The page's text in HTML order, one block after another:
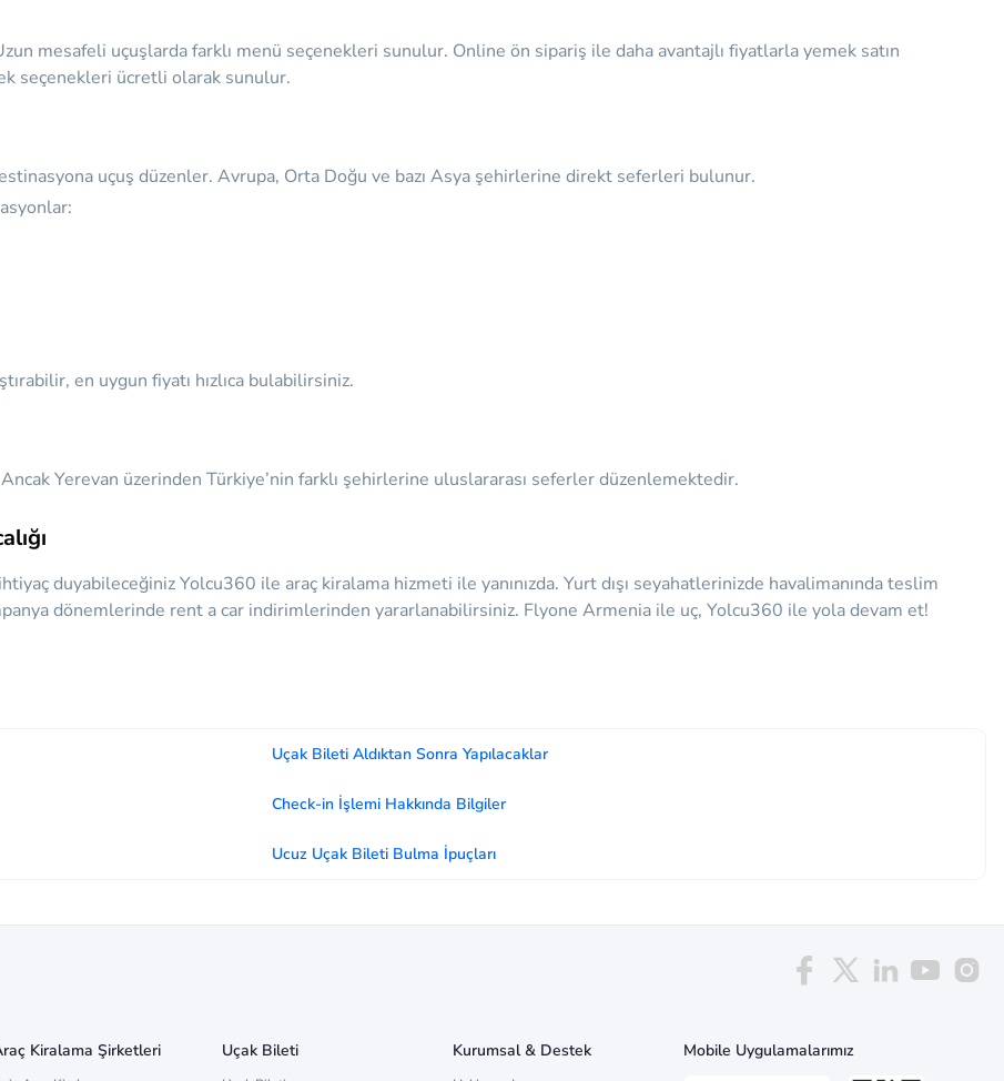
mesafeli uçuşlarda farklı menü seçenekleri sunulur. Online ön sipariş ile daha avantajlı fiyatlarla yemek satın
seçenekleri ücretli olarak sunulur.
uçuş düzenler. Avrupa, Orta Doğu ve bazı Asya şehirlerine direkt seferleri bulunur.
en uygun fiyatı hızlıca bulabilirsiniz.
Yerevan üzerinden Türkiye’nin farklı şehirlerine uluslararası seferler düzenlemektedir.
duyabileceğinizYolcu360 ile araç kiralama hizmeti ile yanınızda. Yurt dışı seyahatlerinizde havalimanında teslim
dönemlerinde rent a car indirimlerinden yararlanabilirsiniz. Flyone Armenia ile uç, Yolcu360 ile yola devam et!
Uçak Bileti Aldıktan Sonra Yapılacaklar
Check-in İşlemi Hakkında Bilgiler
Ucuz Uçak Bileti Bulma İpuçları
Kiralama Şirketleri Uçak Bileti Kurumsal & Destek Mobile Uygulamalarımız